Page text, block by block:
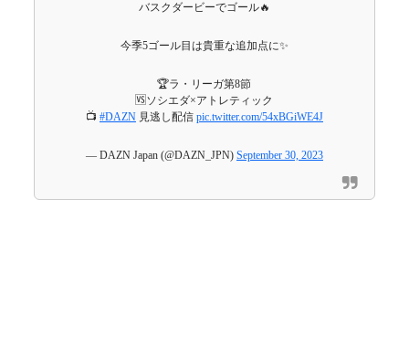
バスクダービーでゴール🔥
今季5ゴール目は貴重な追加点に✨
🏆ラ・リーガ第8節
🆚ソシエダ×アトレティック
📺 #DAZN見逃し配信 pic.twitter.com/54xBGiWE4J
— DAZN Japan (@DAZN_JPN) September 30, 2023